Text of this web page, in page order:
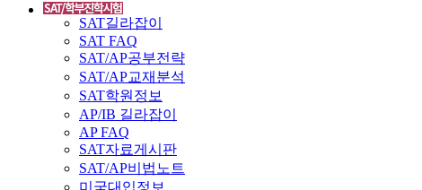
SAT길라잡이
SAT FAQ
SAT/AP공부전략
SAT/AP교재분석
SAT학원정보
AP/IB 길라잡이
AP FAQ
SAT자료게시판
SAT/AP비법노트
미국대입정보